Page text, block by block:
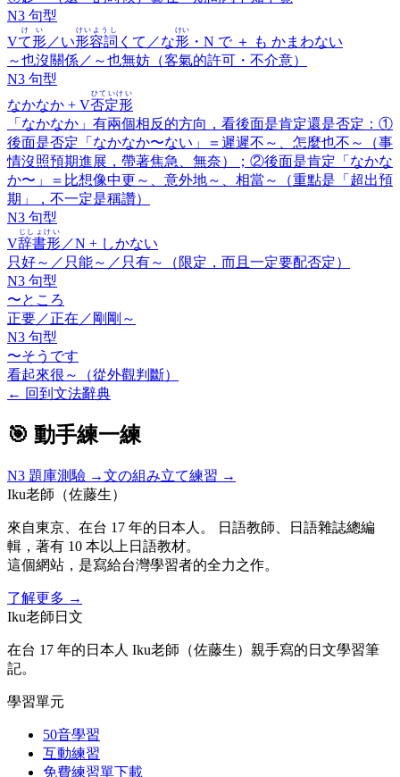
N3 句型
Vて形
けい
／い形容詞
けいようし
くて／な形
けい
・N で ＋ も かまわない
～也沒關係／～也無妨（客氣的許可・不介意）
N3 句型
なかなか + V否定形
ひていけい
「なかなか」有兩個相反的方向，看後面是肯定還是否定：①
後面是否定「なかなか〜ない」＝遲遲不～、怎麼也不～（事
情沒照預期進展，帶著焦急、無奈）；②後面是肯定「なかな
か〜」＝比想像中更～、意外地～、相當～（重點是「超出預
期」，不一定是稱讚）
N3 句型
V辞書形
じしょけい
／N + しかない
只好～／只能～／只有～（限定，而且一定要配否定）
N3 句型
〜ところ
正要／正在／剛剛～
N3 句型
〜そうです
看起來很～（從外觀判斷）
← 回到文法辭典
🎯 動手練一練
N3 題庫測驗 →文の組み立て練習 →
Iku老師（佐藤生）
來自東京、在台 17 年的日本人。 日語教師、日語雜誌總編
輯，著有 10 本以上日語教材。
這個網站，是寫給台灣學習者的全力之作。
了解更多 →
Iku老師日文
在台 17 年的日本人 Iku老師（佐藤生）親手寫的日文學習筆
記。
學習單元
50音學習
互動練習
免費練習單下載